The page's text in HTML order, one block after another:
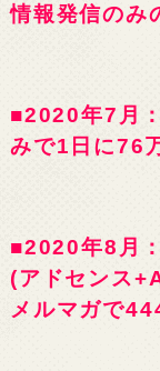
情報発信のみ
■2020年7月
みで1日に76
■2020年8月
(アドセンス
メルマガで